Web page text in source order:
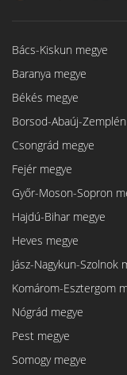
Bács-Kiskun megye
Baranya megye
Békés megye
Borsod-Abaúj-
Csongrád megye
Fejér megye
Győr-Moson-Sopron
Hajdú-Bihar megye
Heves megye
Jász-Nagykun-Szolnok
Komárom-Esztergom
Nógrád megye
Pest megye
Somogy megye